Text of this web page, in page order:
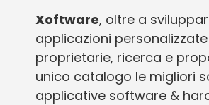
Xoftware, oltre a
applicazioni
proprietarie, ricerca e
unico catalogo le migliori
applicative software &